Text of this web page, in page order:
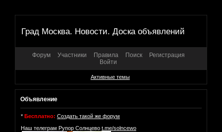
Град Москва. Новости. Доска объявлений
Форум Участники Правила Поиск
Регистрация
Войти
Активные темы
Объявление
* Бесплатно: Создать такой же форум
Наш телеграм Рупор Солнцево t.me/solncewo